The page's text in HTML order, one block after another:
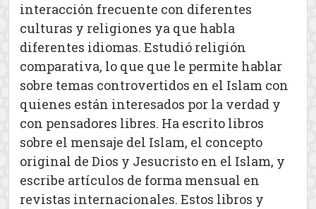
interacción frecuente con diferentes
culturas y religiones ya que habla
diferentes idiomas. Estudió religión
comparativa, lo que que le permite hablar
sobre temas controvertidos en el Islam con
quienes están interesados por la verdad y
con pensadores libres. Ha escrito libros
sobre el mensaje del Islam, el concepto
original de Dios y Jesucristo en el Islam, y
escribe artículos de forma mensual en
revistas internacionales. Estos libros y